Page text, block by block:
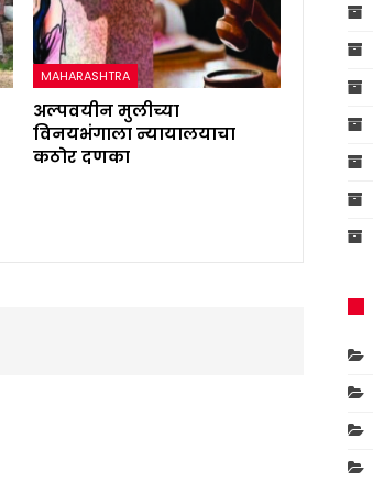
MAHARASHTRA
अल्पवयीन मुलीच्या
विनयभंगाला न्यायालयाचा
कठोर दणका